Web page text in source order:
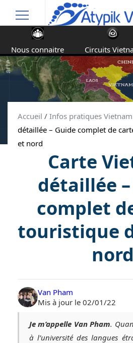
Nous connaitre Circuits
Accueil / Infos pratiques Vietnam
détaillée – Guide complet de
et nord
Carte
détaillée
complet
touristique
nord
Van Pham
Mis à jour le 02/01/22
Je m’appelle Van Pham.
à l’université des langues